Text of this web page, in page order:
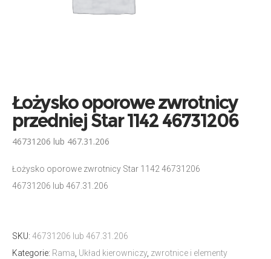
Łożysko oporowe zwrotnicy
przedniej Star 1142 46731206
46731206 lub 467.31.206
Łożysko oporowe zwrotnicy Star 1142 46731206
46731206 lub 467.31.206
SKU: 46731206 lub 467.31.206
Kategorie: Rama Układ kierowniczy, zwrotnice i elementy